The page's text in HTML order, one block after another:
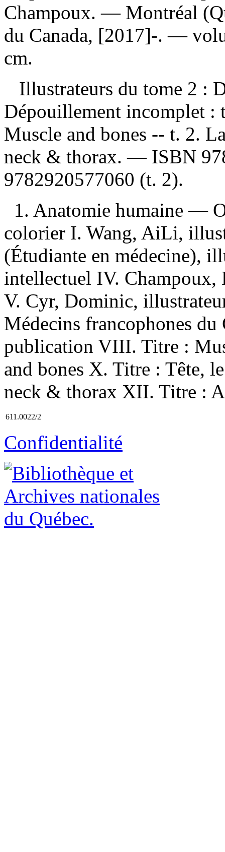
Champoux. — Montréal
du Canada, [2017]-. —
cm.
Illustrateurs du tome 2 :
Dépouillement incomplet :
Muscle and bones -- t. 2.
neck & thorax. — ISBN
9782920577060 (t. 2).
1. Anatomie humaine —
colorier I. Wang, AiLi,
(Étudiante en médecine),
intellectuel IV.
V. Cyr, Dominic,
Médecins francophones du
publication VIII. Titre :
and bones X. Titre : Tête,
neck & thorax XII. Titre :
611.0022/2
Confidentialité